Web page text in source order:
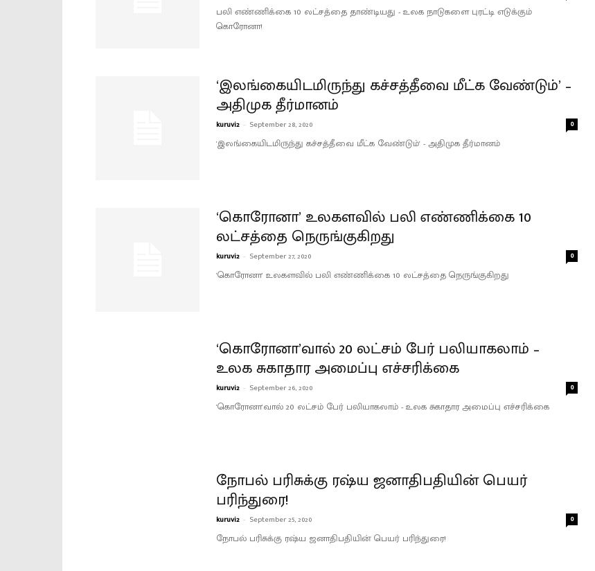
பலி எண்ணிக்கை 10 லட்சத்தை தாண்டியது - உலக நாடுகளை புரட்டி எடுக்கும்
கொரோனா!
‘இலங்கையிடமிருந்து கச்சத்தீவை மீட்க வேண்டும்’ –
அதிமுக தீர்மானம்
kuruvi2 - September 28, 2020 0
'இலங்கையிடமிருந்து கச்சத்தீவை மீட்க வேண்டும்' - அதிமுக தீர்மானம்
‘கொரோனா’ உலகளவில் பலி எண்ணிக்கை 10
லட்சத்தை நெருங்குகிறது
kuruvi2 - September 27, 2020 0
'கொரோனா' உலகளவில் பலி எண்ணிக்கை 10 லட்சத்தை நெருங்குகிறது
‘கொரோனா’வால் 20 லட்சம் பேர் பலியாகலாம் –
உலக சுகாதார அமைப்பு எச்சரிக்கை
kuruvi2 - September 26, 2020 0
'கொரோனா'வால் 20 லட்சம் பேர் பலியாகலாம் - உலக சுகாதார அமைப்பு எச்சரிக்கை
நோபல் பரிசுக்கு ரஷ்ய ஜனாதிபதியின் பெயர்
பரிந்துரை!
kuruvi2 - September 25, 2020 0
நோபல் பரிசுக்கு ரஷ்ய ஜனாதிபதியின் பெயர் பரிந்துரை!